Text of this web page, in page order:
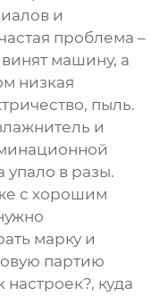
и
проблема –
машину, а
низкая
пыль.
и
упало в разы.
с хорошим
марку и
партию
куда